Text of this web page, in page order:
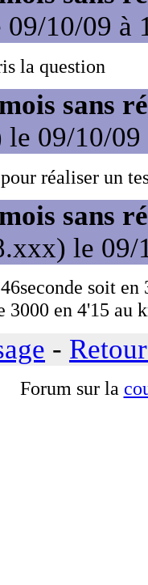
10/09 à
la question
sans
09/10/09
réaliser un
sans
le 09/
soit
3000 en 4'15 au
-
Forum sur la